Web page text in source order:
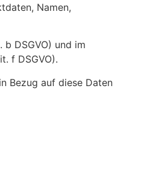
Namen,
DSGVO) und im
f DSGVO).
Bezug auf diese Daten